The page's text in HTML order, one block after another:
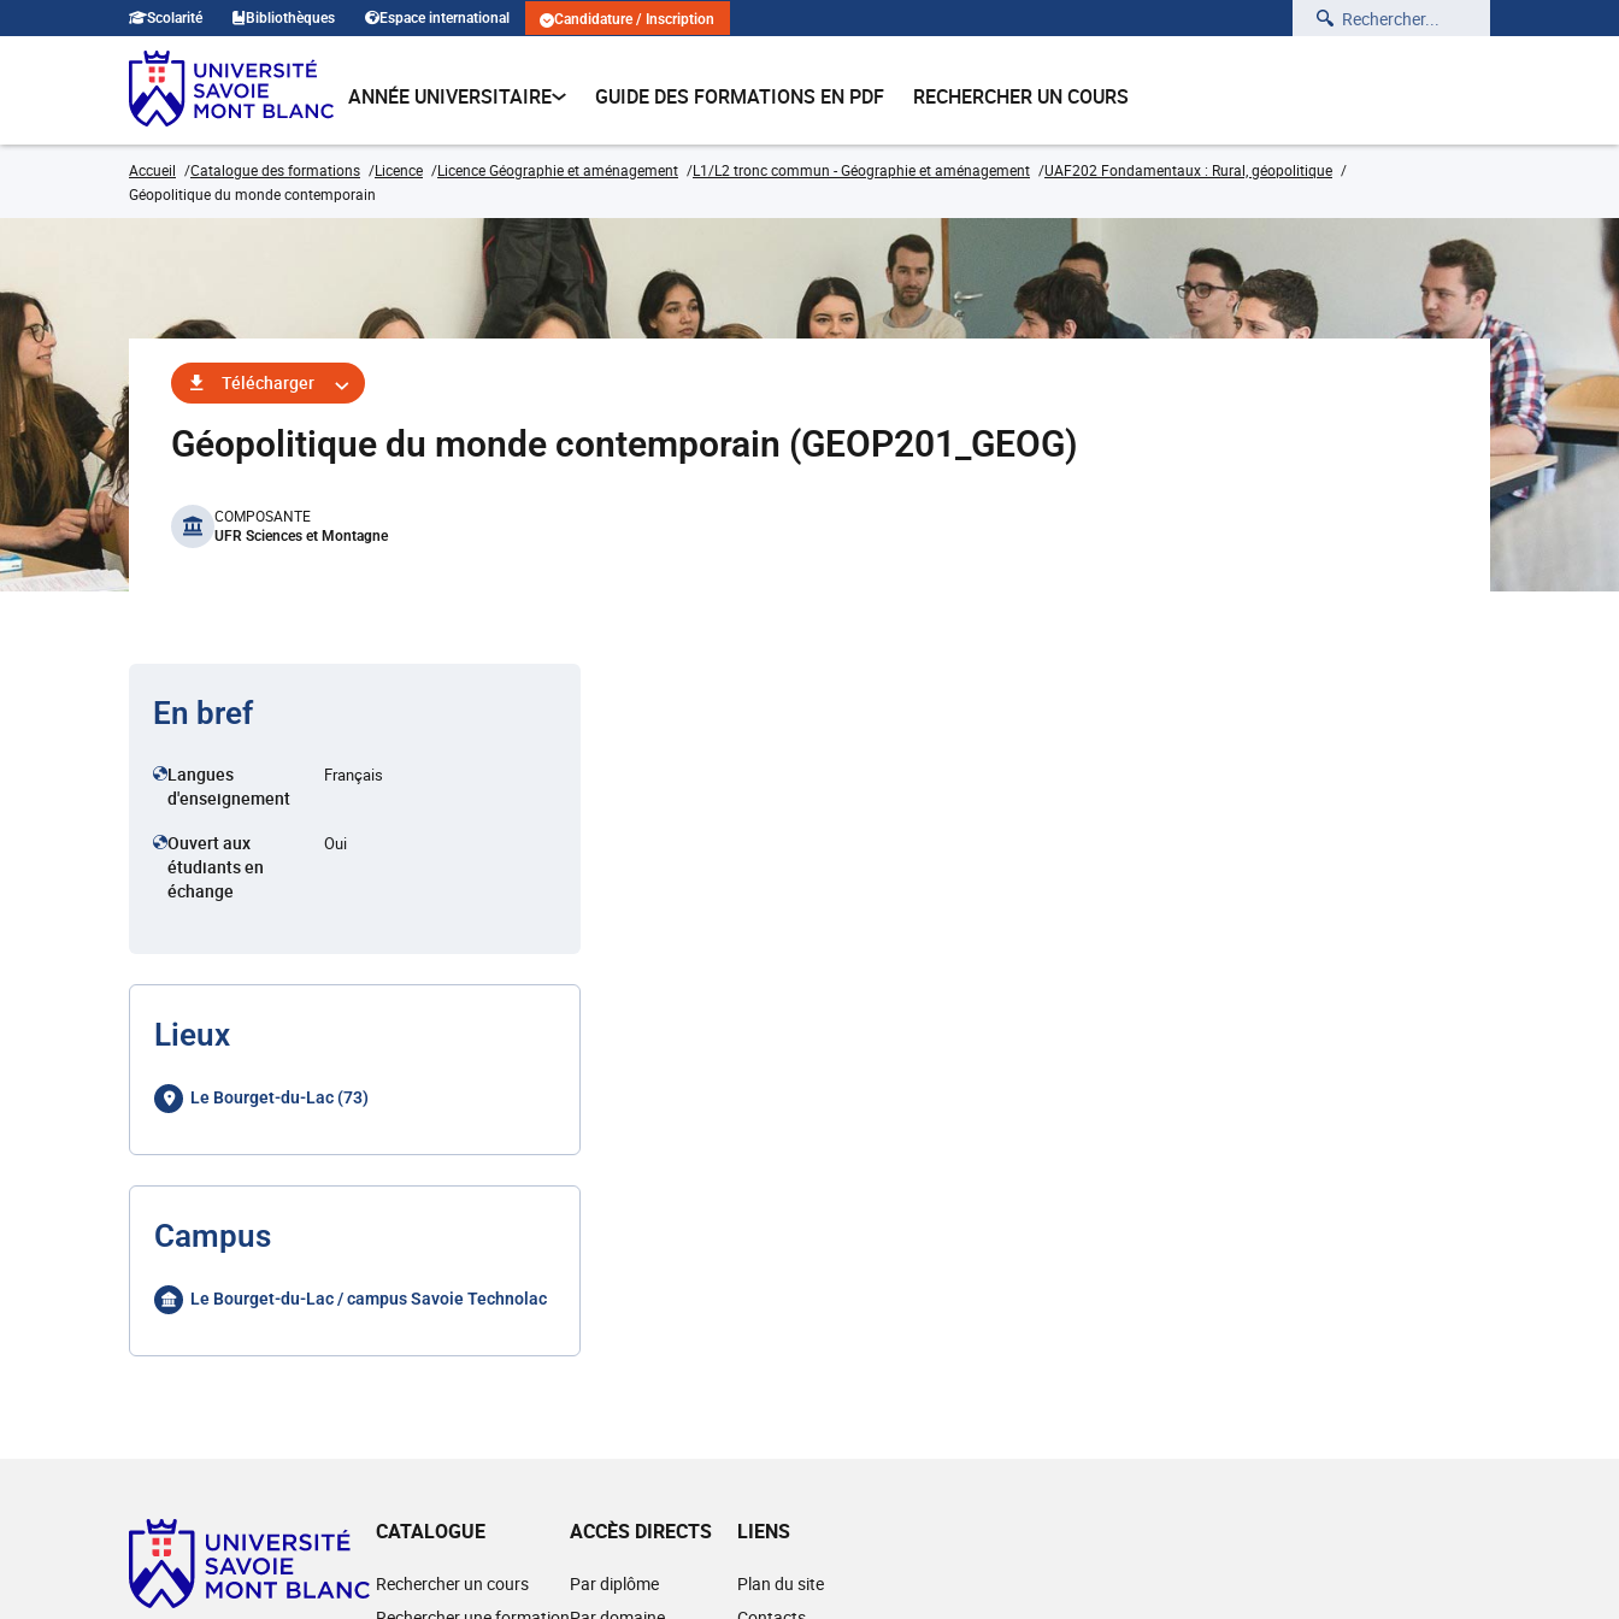
Scolarité Bibliothèques Espace international Candidature / Inscription Rechercher
ANNÉE UNIVERSITAIRE GUIDE DES FORMATIONS EN PDF RECHERCHER UN COURS
Accueil Catalogue des formations Licence Licence Géographie et aménagement L1/L2 tronc commun - Géographie et aménagement
UAF202 Fondamentaux : Rural, géopolitique
Géopolitique du monde contemporain
Télécharger
Géopolitique du monde contemporain (GEOP201_GEOG)
benefits
COMPOSANTE
UFR Sciences et Montagne
En bref
Langues
d'enseignement
Français
Ouvert aux
étudiants en
échange
Oui
Lieux
Le Bourget-du-Lac (73)
Campus
Le Bourget-du-Lac / campus Savoie Technolac
CATALOGUE
Rechercher un cours
ACCÈS DIRECTS
Par diplôme
LIENS
Plan du site